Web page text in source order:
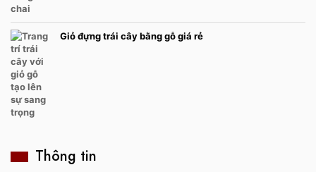
Giỏ đựng trái cây bằng gỗ giá rẻ
Thông tin